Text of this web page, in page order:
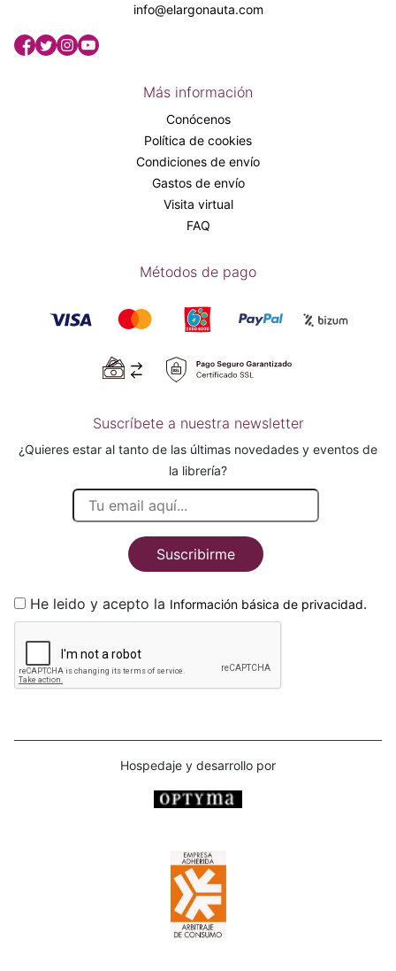
info@elargonauta.com
Más información
Conócenos
Política de cookies
Condiciones de envío
Gastos de envío
Visita virtual
FAQ
Métodos de pago
Suscríbete a nuestra newsletter
¿Quieres estar al tanto de las últimas novedades y eventos de
la librería?
Suscribirme
He leido y acepto la Información básica de privacidad.
Hospedaje y desarrollo por